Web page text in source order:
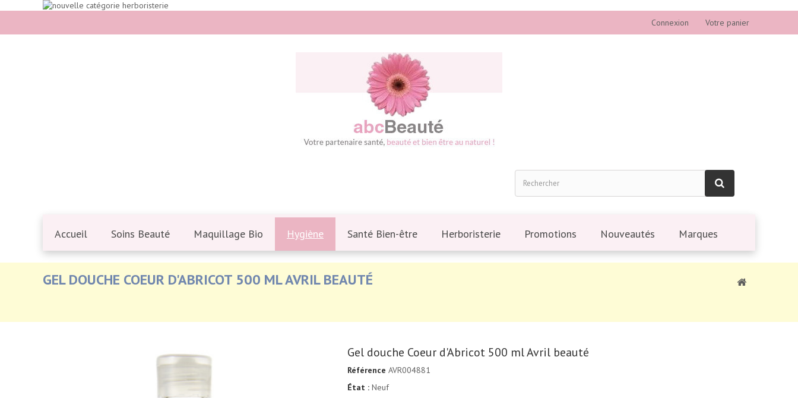
Connexion Votre panier
Accueil Soins Beauté Maquillage Bio Hygiène Santé Bien-être Herboristerie Promotions Nouveautés Marques
GEL DOUCHE COEUR D'ABRICOT 500 ML AVRIL BEAUTÉ
Gel douche Coeur d'Abricot 500 ml Avril beauté
Référence AVR004881
État : Neuf